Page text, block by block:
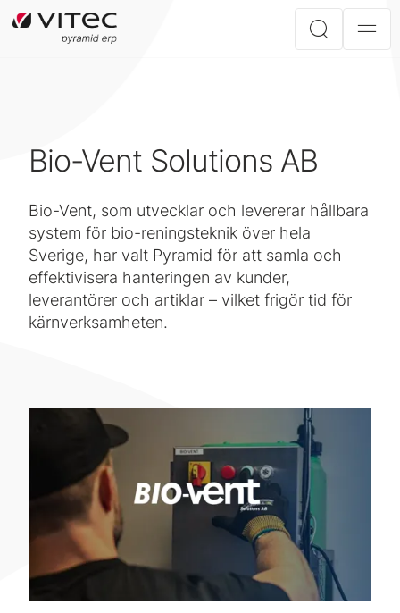
Bio-Vent Solutions AB
Bio-Vent, som utvecklar och levererar hållbara
system för bio-reningsteknik över hela
Sverige, har valt Pyramid för att samla och
effektivisera hanteringen av kunder,
leverantörer och artiklar – vilket frigör tid för
kärnverksamheten.